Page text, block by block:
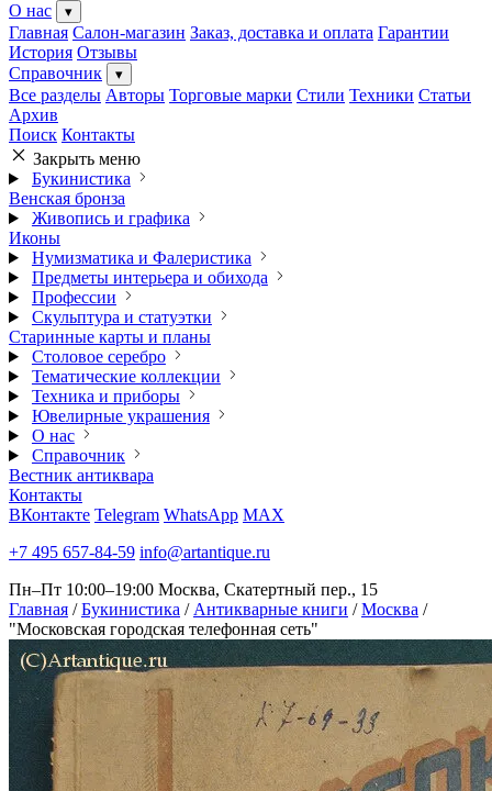
О нас
▾
Главная Салон-магазин Заказ, доставка и оплата Гарантии
История Отзывы
Справочник
▾
Все разделы Авторы Торговые марки Стили Техники Статьи
Архив
Поиск Контакты
Закрыть меню
Букинистика
Венская бронза
Живопись и графика
Иконы
Нумизматика и Фалеристика
Предметы интерьера и обихода
Профессии
Скульптура и статуэтки
Старинные карты и планы
Столовое серебро
Тематические коллекции
Техника и приборы
Ювелирные украшения
О нас
Справочник
Вестник антиквара
Контакты
ВКонтакте Telegram WhatsApp MAX
+7 495 657-84-59 info@artantique.ru
Пн–Пт 10:00–19:00 Москва, Скатертный пер., 15
Главная / Букинистика / Антикварные книги / Москва /
"Московская городская телефонная сеть"